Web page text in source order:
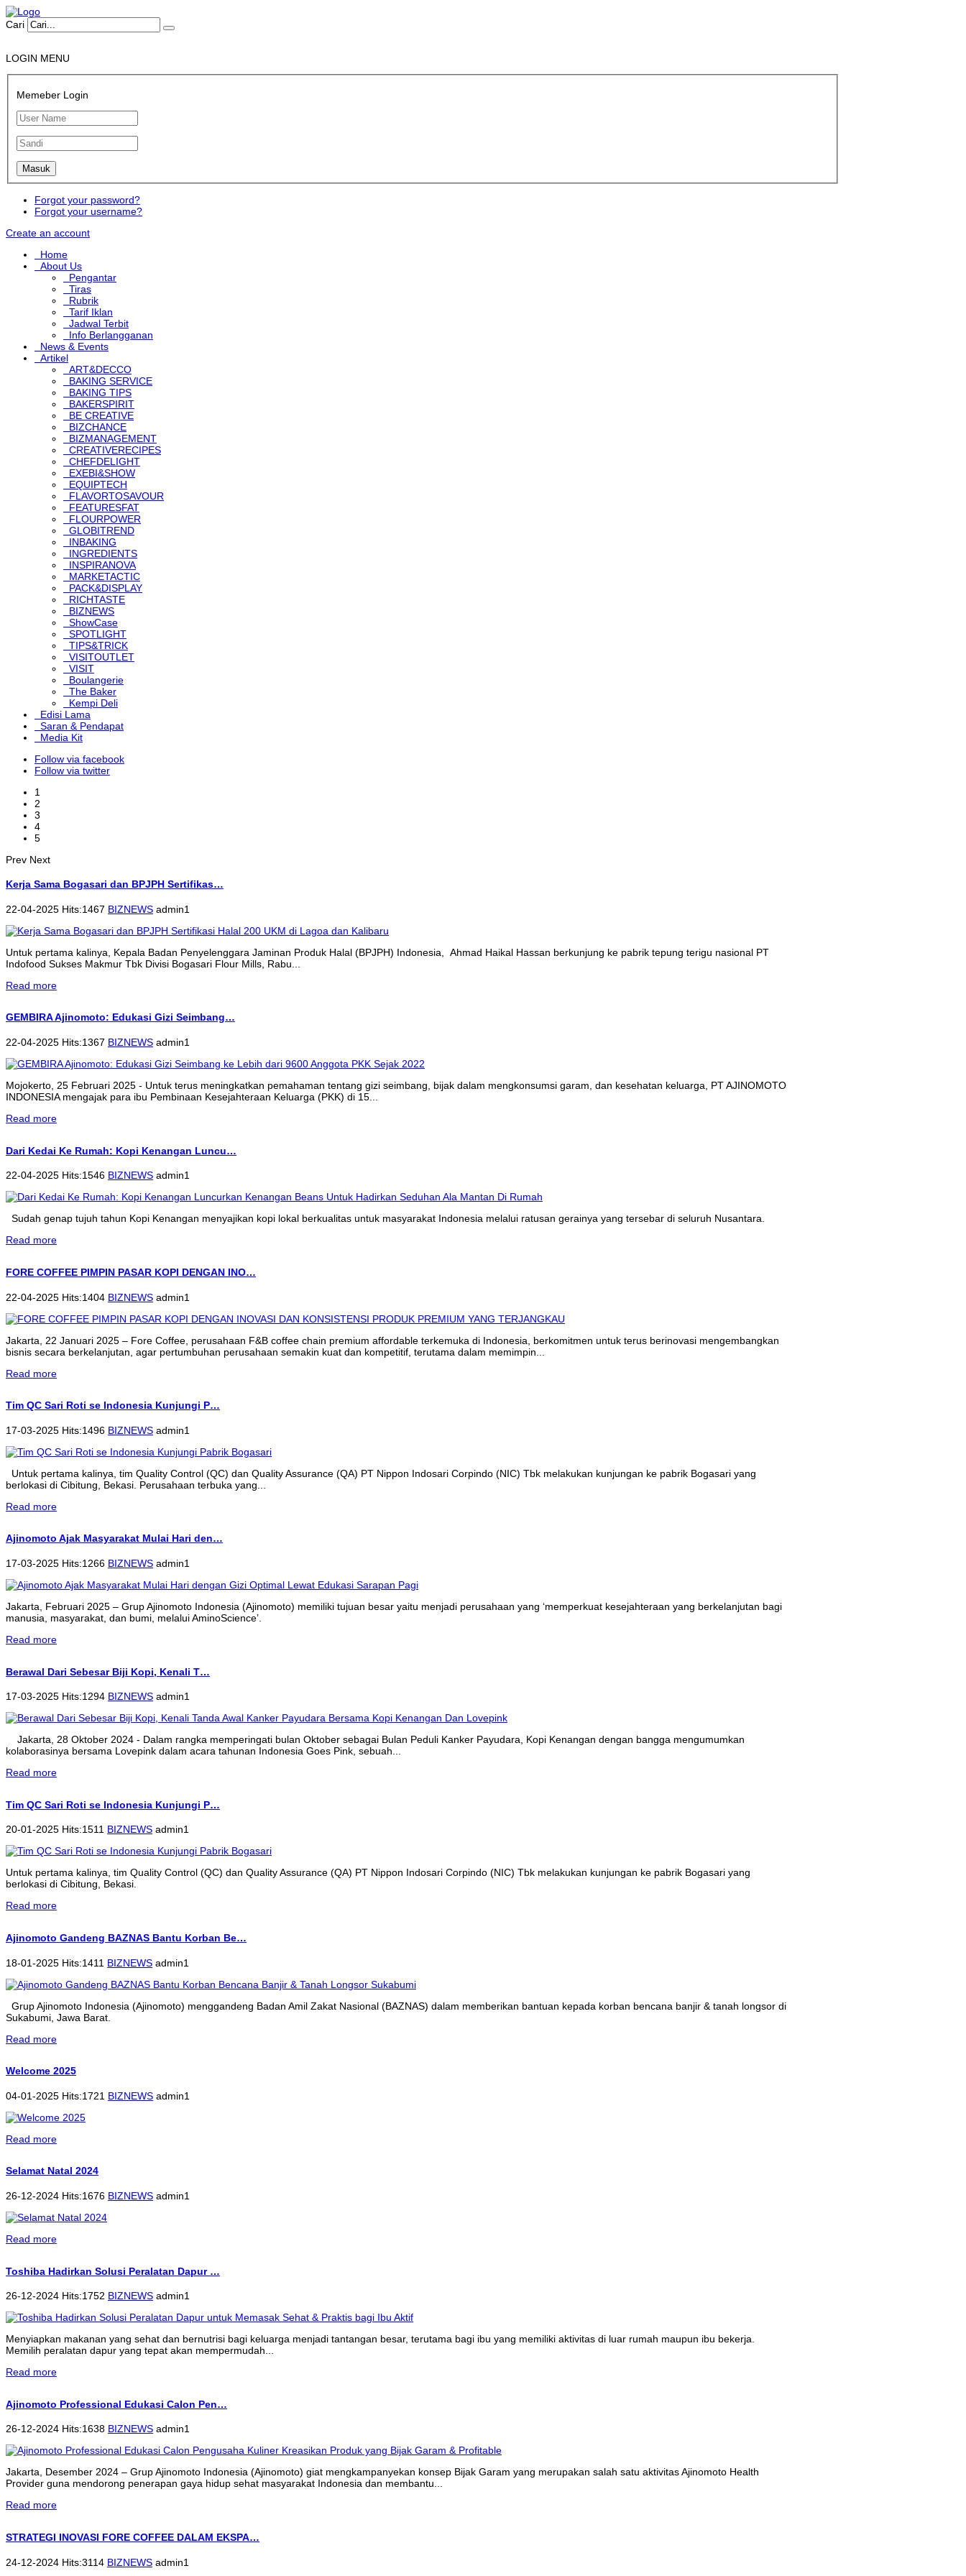
Cari
LOGIN MENU
Memeber Login
Forgot your password?
Forgot your username?
Create an account
Home
About Us
Pengantar
Tiras
Rubrik
Tarif Iklan
Jadwal Terbit
Info Berlangganan
News & Events
Artikel
ART&DECCO
BAKING SERVICE
BAKING TIPS
BAKERSPIRIT
BE CREATIVE
BIZCHANCE
BIZMANAGEMENT
CREATIVERECIPES
CHEFDELIGHT
EXEBI&SHOW
EQUIPTECH
FLAVORTOSAVOUR
FEATURESFAT
FLOURPOWER
GLOBITREND
INBAKING
INGREDIENTS
INSPIRANOVA
MARKETACTIC
PACK&DISPLAY
RICHTASTE
BIZNEWS
ShowCase
SPOTLIGHT
TIPS&TRICK
VISITOUTLET
VISIT
Boulangerie
The Baker
Kempi Deli
Edisi Lama
Saran & Pendapat
Media Kit
Follow via facebook
Follow via twitter
1
2
3
4
5
Prev Next
Kerja Sama Bogasari dan BPJPH Sertifikas…
22-04-2025 Hits:1467 BIZNEWS admin1
Untuk pertama kalinya, Kepala Badan Penyelenggara Jaminan Produk Halal (BPJPH) Indonesia, Ahmad Haikal Hassan berkunjung ke pabrik tepung terigu nasional PT
Indofood Sukses Makmur Tbk Divisi Bogasari Flour Mills, Rabu...
Read more
GEMBIRA Ajinomoto: Edukasi Gizi Seimbang…
22-04-2025 Hits:1367 BIZNEWS admin1
Mojokerto, 25 Februari 2025 - Untuk terus meningkatkan pemahaman tentang gizi seimbang, bijak dalam mengkonsumsi garam, dan kesehatan keluarga, PT AJINOMOTO
INDONESIA mengajak para ibu Pembinaan Kesejahteraan Keluarga (PKK) di 15...
Read more
Dari Kedai Ke Rumah: Kopi Kenangan Luncu…
22-04-2025 Hits:1546 BIZNEWS admin1
Sudah genap tujuh tahun Kopi Kenangan menyajikan kopi lokal berkualitas untuk masyarakat Indonesia melalui ratusan gerainya yang tersebar di seluruh Nusantara.
Read more
FORE COFFEE PIMPIN PASAR KOPI DENGAN INO…
22-04-2025 Hits:1404 BIZNEWS admin1
Jakarta, 22 Januari 2025 – Fore Coffee, perusahaan F&B coffee chain premium affordable terkemuka di Indonesia, berkomitmen untuk terus berinovasi mengembangkan
bisnis secara berkelanjutan, agar pertumbuhan perusahaan semakin kuat dan kompetitif, terutama dalam memimpin...
Read more
Tim QC Sari Roti se Indonesia Kunjungi P…
17-03-2025 Hits:1496 BIZNEWS admin1
Untuk pertama kalinya, tim Quality Control (QC) dan Quality Assurance (QA) PT Nippon Indosari Corpindo (NIC) Tbk melakukan kunjungan ke pabrik Bogasari yang
berlokasi di Cibitung, Bekasi. Perusahaan terbuka yang...
Read more
Ajinomoto Ajak Masyarakat Mulai Hari den…
17-03-2025 Hits:1266 BIZNEWS admin1
Jakarta, Februari 2025 – Grup Ajinomoto Indonesia (Ajinomoto) memiliki tujuan besar yaitu menjadi perusahaan yang ‘memperkuat kesejahteraan yang berkelanjutan bagi
manusia, masyarakat, dan bumi, melalui AminoScience’.
Read more
Berawal Dari Sebesar Biji Kopi, Kenali T…
17-03-2025 Hits:1294 BIZNEWS admin1
Jakarta, 28 Oktober 2024 - Dalam rangka memperingati bulan Oktober sebagai Bulan Peduli Kanker Payudara, Kopi Kenangan dengan bangga mengumumkan
kolaborasinya bersama Lovepink dalam acara tahunan Indonesia Goes Pink, sebuah...
Read more
Tim QC Sari Roti se Indonesia Kunjungi P…
20-01-2025 Hits:1511 BIZNEWS admin1
Untuk pertama kalinya, tim Quality Control (QC) dan Quality Assurance (QA) PT Nippon Indosari Corpindo (NIC) Tbk melakukan kunjungan ke pabrik Bogasari yang
berlokasi di Cibitung, Bekasi.
Read more
Ajinomoto Gandeng BAZNAS Bantu Korban Be…
18-01-2025 Hits:1411 BIZNEWS admin1
Grup Ajinomoto Indonesia (Ajinomoto) menggandeng Badan Amil Zakat Nasional (BAZNAS) dalam memberikan bantuan kepada korban bencana banjir & tanah longsor di
Sukabumi, Jawa Barat.
Read more
Welcome 2025
04-01-2025 Hits:1721 BIZNEWS admin1
Read more
Selamat Natal 2024
26-12-2024 Hits:1676 BIZNEWS admin1
Read more
Toshiba Hadirkan Solusi Peralatan Dapur …
26-12-2024 Hits:1752 BIZNEWS admin1
Menyiapkan makanan yang sehat dan bernutrisi bagi keluarga menjadi tantangan besar, terutama bagi ibu yang memiliki aktivitas di luar rumah maupun ibu bekerja.
Memilih peralatan dapur yang tepat akan mempermudah...
Read more
Ajinomoto Professional Edukasi Calon Pen…
26-12-2024 Hits:1638 BIZNEWS admin1
Jakarta, Desember 2024 – Grup Ajinomoto Indonesia (Ajinomoto) giat mengkampanyekan konsep Bijak Garam yang merupakan salah satu aktivitas Ajinomoto Health
Provider guna mendorong penerapan gaya hidup sehat masyarakat Indonesia dan membantu...
Read more
STRATEGI INOVASI FORE COFFEE DALAM EKSPA…
24-12-2024 Hits:3114 BIZNEWS admin1